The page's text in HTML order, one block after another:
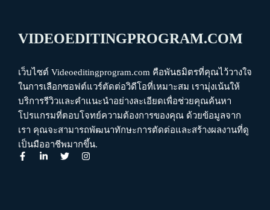
VIDEOEDITINGPROGRAM.COM
เว็บไซต์ Videoeditingprogram.com คือพันธมิตรที่คุณไว้วางใจ
ในการเลือกซอฟต์แวร์ตัดต่อวิดีโอที่เหมาะสม เรามุ่งเน้นให้
บริการรีวิวและคำแนะนำอย่างละเอียดเพื่อช่วยคุณค้นหา
โปรแกรมที่ตอบโจทย์ความต้องการของคุณ ด้วยข้อมูลจาก
เรา คุณจะสามารถพัฒนาทักษะการตัดต่อและสร้างผลงานที่ดู
เป็นมืออาชีพมากขึ้น.